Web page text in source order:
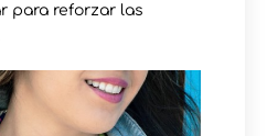
para reforzar las